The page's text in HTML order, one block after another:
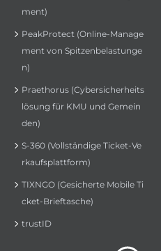
ment)
PeakProtect (Online-Manage
ment von Spitzenbelastunge
n)
Praethorus (Cybersicherheits
lösung für KMU und Gemein
den)
S-360 (Vollständige Ticket-Ve
rkaufsplattform)
TIXNGO (Gesicherte Mobile Ti
cket-Brieftasche)
trustID